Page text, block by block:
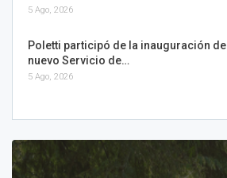
5 Ago, 2026
Poletti participó de la inauguración del
nuevo Servicio de…
5 Ago, 2026